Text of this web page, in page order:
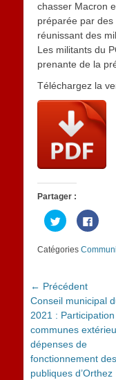
chasser Macron
préparée par
réunissant des
Les militants du
prenante de la
Téléchargez la
Partager :
Cliquez
pour
partager
sur
Twitter(ouvre
fenêtre)
Cliquez
pour
Catégories
Navigation
de
l’article
← Précédent
Article
précédent :
Conseil municipal
2021 :
communes
dépenses de
fonctionnement
publiques d’Orthez